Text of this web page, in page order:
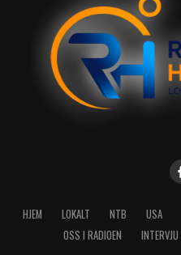
HJEM LOKALT NTB USA
OSS I RADIOEN
INTERVJU